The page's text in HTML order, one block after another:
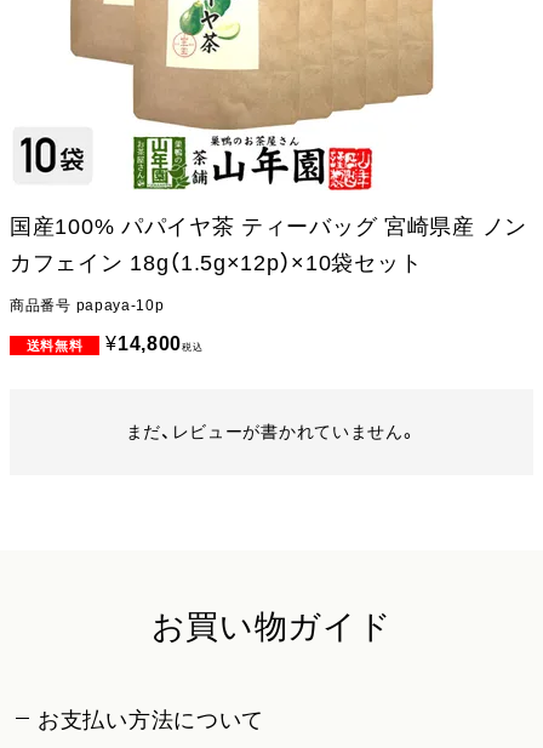
国産100% パパイヤ茶 ティーバッグ 宮崎県産 ノン
カフェイン 18g（1.5g×12p）×10袋セット
商品番号 papaya-10p
¥14,800税込
まだ、レビューが書かれていません。
お買い物ガイド
お支払い方法について